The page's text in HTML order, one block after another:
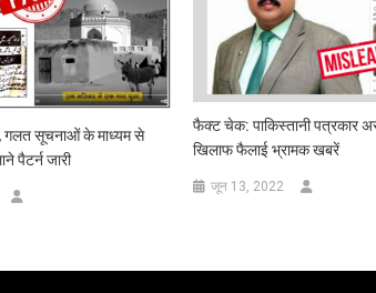
सूचनाओं के माध्यम से
पैटर्न जारी
फैक्ट चेक: पाकिस्तानी पत्रकार
खिलाफ फैलाई भ्रामक खबरें
जून 13, 2022